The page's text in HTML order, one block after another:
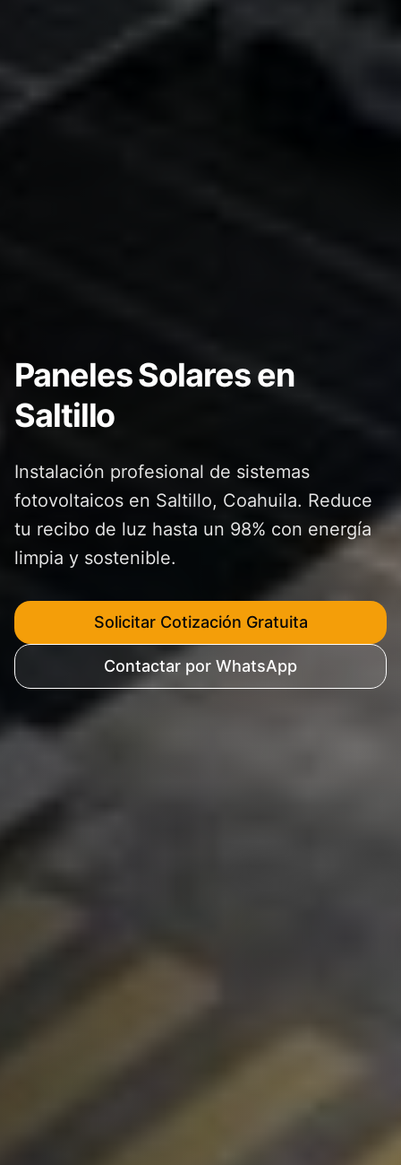
Paneles Solares en
Saltillo
Instalación profesional de sistemas
fotovoltaicos en Saltillo, Coahuila. Reduce
tu recibo de luz hasta un 98% con energía
limpia y sostenible.
Solicitar Cotización Gratuita
Contactar por WhatsApp